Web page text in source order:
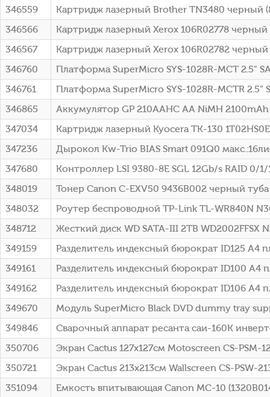
346559
Картридж лазерный Brother TN3480 черный
346566
Картридж лазерный Xerox 106R02778
346567
Картридж лазерный Xerox 106R02782 черный
346760
Платформа SuperMicro SYS-1028R-MCT 2.5"
346761
Платформа SuperMicro SYS-1028R-MCTR 2.5"
346865
Аккумулятор GP 210AAHC AA NiMH 2100mAh
347034
Картридж лазерный Kyocera TK-130
347236
Дырокол Kw-Trio BIAS Smart 091Q0
347680
Контроллер LSI 9380-8E SGL 12Gb/s RAID 0/
348019
Тонер Canon C-EXV50 9436B002 черный
348032
Роутер беспроводной TP-Link TL-WR840N
348712
Жесткий диск WD SATA-III 2TB WD2002FFSX
349159
Разделитель индексный бюрократ ID125 A4
349161
Разделитель индексный бюрократ ID100
349162
Разделитель индексный бюрократ ID106 A4
349670
Модуль SuperMicro Black DVD dummy tray
349846
Сварочный аппарат ресанта саи-160К
350706
Экран Cactus 127x127см Motoscreen CS-
350721
Экран Cactus 213x213см Wallscreen CS-
351094
Емкость впитывающая Canon MC-10